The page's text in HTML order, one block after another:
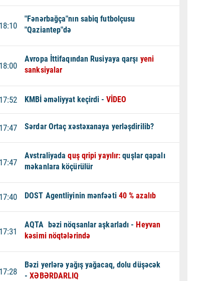
18:10
"Fənərbağça"nın sabiq futbolçusu
"Qaziantep"də
18:00
Avropa İttifaqından Rusiyaya qarşı yeni
sanksiyalar
17:52 KMBİ əməliyyat keçirdi -VİDEO
17:47 Sərdar Ortaç xəstəxanaya yerləşdirilib?
17:47
Avstraliyadaquş qripi yayılır: quşlar qapalı
məkanlara köçürülür
17:40 DOST Agentliyinin mənfəəti 40 % azalıb
17:31
AQTA bəzi nöqsanlar aşkarladı - Heyvan
kəsimi nöqtələrində
17:28
Bəzi yerlərə yağış yağacaq, dolu düşəcək
-XƏBƏRDARLIQ